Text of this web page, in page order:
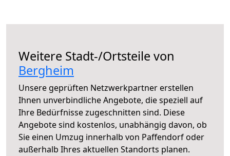
Weitere Stadt-/Ortsteile von
Bergheim
Unsere geprüften Netzwerkpartner erstellen
Ihnen unverbindliche Angebote, die speziell auf
Ihre Bedürfnisse zugeschnitten sind. Diese
Angebote sind kostenlos, unabhängig davon, ob
Sie einen Umzug innerhalb von Paffendorf oder
außerhalb Ihres aktuellen Standorts planen.